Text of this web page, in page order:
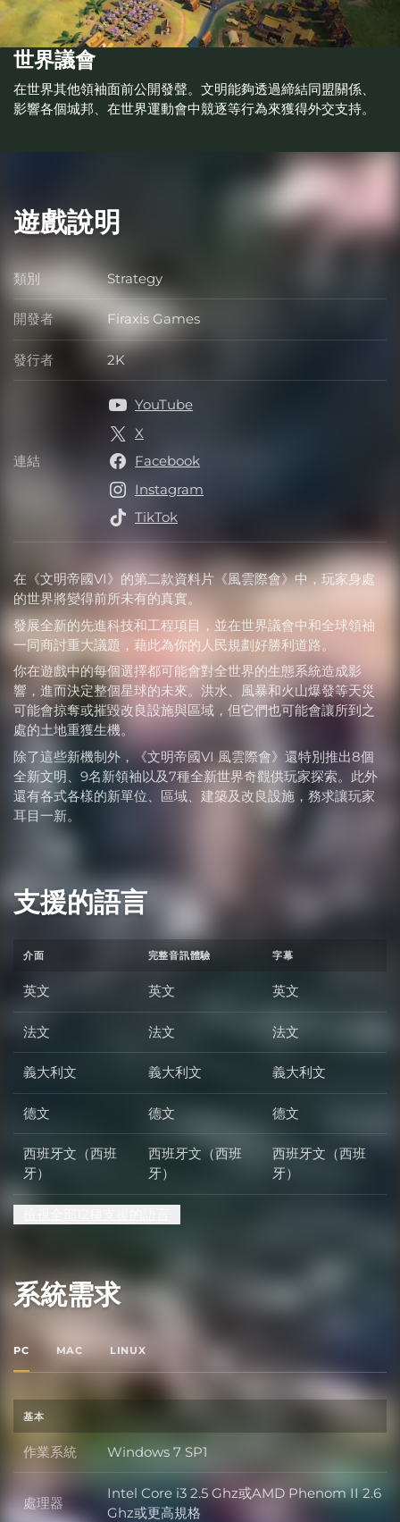
世界議會
在世界其他領袖面前公開發聲。文明能夠透過締結同盟關係、
影響各個城邦、在世界運動會中競逐等行為來獲得外交支持。
遊戲說明
在《文明帝國VI》的第二款資料片《風雲際會》中，玩家身處
的世界將變得前所未有的真實。
發展全新的先進科技和工程項目，並在世界議會中和全球領袖
一同商討重大議題，藉此為你的人民規劃好勝利道路。
你在遊戲中的每個選擇都可能會對全世界的生態系統造成影
響，進而決定整個星球的未來。洪水、風暴和火山爆發等天災
可能會掠奪或摧毀改良設施與區域，但它們也可能會讓所到之
處的土地重獲生機。
除了這些新機制外，《文明帝國VI 風雲際會》還特別推出8個
全新文明、9名新領袖以及7種全新世界奇觀供玩家探索。此外
還有各式各樣的新單位、區域、建築及改良設施，務求讓玩家
耳目一新。
類別 類別
Strategy
開發者 開發者
Firaxis Games
發行者 發行者
2K
連結 連結
YouTube
X
Facebook
Instagram
TikTok
支援的語言
介面 完整音訊體驗 字幕
英文 英文 英文
法文 法文 法文
義大利文 義大利文 義大利文
德文 德文 德文
西班牙文（西班
牙）
西班牙文（西班
牙）
西班牙文（西班
牙）
系統需求
PC MAC LINUX
基本
作業系統 作業系統
Windows 7 SP1
處理器 處理器
Intel Core i3 2.5 Ghz或AMD Phenom II 2.6
Ghz或更高規格